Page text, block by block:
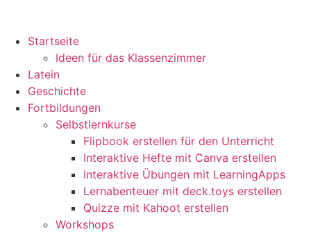
Startseite
Ideen für das Klassenzimmer
Latein
Geschichte
Fortbildungen
Selbstlernkurse
Flipbook erstellen für den Unterricht
Interaktive Hefte mit Canva erstellen
Interaktive Übungen mit LearningApps
Lernabenteuer mit deck.toys erstellen
Quizze mit Kahoot erstellen
Workshops